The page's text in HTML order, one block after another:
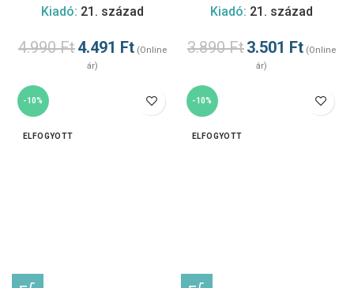
Kiadó: 21. század
4.990Ft4.491 Ft (Online
ár)
Kiadó: 21. század
3.890Ft3.501 Ft (Online
ár)
-10%
ELFOGYOTT
-10%
ELFOGYOTT